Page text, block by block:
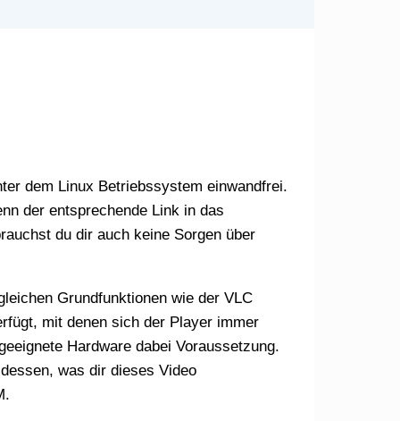
der entsprechende Link in das
du dir auch keine Sorgen über
mit denen sich der Player immer
Hardware dabei Voraussetzung.
was dir dieses Video